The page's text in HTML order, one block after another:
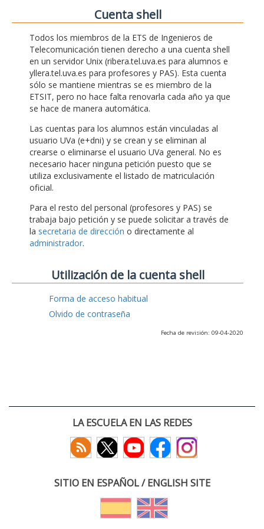
Cuenta shell
Todos los miembros de la ETS de Ingenieros de
Telecomunicación tienen derecho a una cuenta shell
en un servidor Unix (ribera.tel.uva.es para alumnos e
yllera.tel.uva.es para profesores y PAS). Esta cuenta
sólo se mantiene mientras se es miembro de la
ETSIT, pero no hace falta renovarla cada año ya que
se hace de manera automática.
Las cuentas para los alumnos están vinculadas al
usuario UVa (e+dni) y se crean y se eliminan al
crearse o eliminarse el usuario UVa general. No es
necesario hacer ninguna petición puesto que se
utiliza exclusivamente el listado de matriculación
oficial.
Para el resto del personal (profesores y PAS) se
trabaja bajo petición y se puede solicitar a través de
la secretaria de dirección o directamente al
administrador.
Utilización de la cuenta shell
Forma de acceso habitual
Olvido de contraseña
Fecha de revisión: 09-04-2020
LA ESCUELA EN LAS REDES
SITIO EN ESPAÑOL / ENGLISH SITE